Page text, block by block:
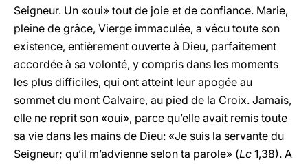
Seigneur. Un «oui» tout de joie et de confiance. Marie,
pleine de grâce, Vierge immaculée, a vécu toute son
existence, entièrement ouverte à Dieu, parfaitement
accordée à sa volonté, y compris dans les moments
les plus difficiles, qui ont atteint leur apogée au
sommet du mont Calvaire, au pied de la Croix. Jamais,
elle ne reprit son «oui», parce qu’elle avait remis toute
sa vie dans les mains de Dieu: «Je suis la servante du
Seigneur; qu’il m’advienne selon ta parole» (Lc 1,38). A